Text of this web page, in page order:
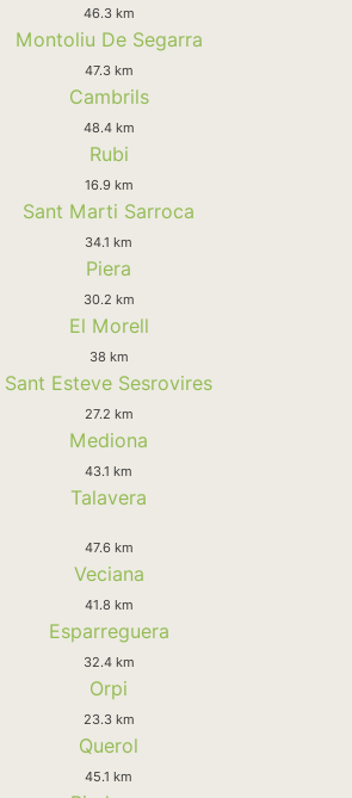
46.3 km
Montoliu De Segarra
47.3 km
Cambrils
48.4 km
Rubi
16.9 km
Sant Marti Sarroca
34.1 km
Piera
30.2 km
El Morell
38 km
Sant Esteve Sesrovires
27.2 km
Mediona
43.1 km
Talavera
47.6 km
Veciana
41.8 km
Esparreguera
32.4 km
Orpi
23.3 km
Querol
45.1 km